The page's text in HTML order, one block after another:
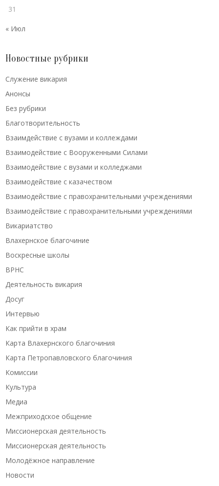
31
« Июл
Новостные рубрики
Cлужение викария
Анонсы
Без рубрики
Благотворительность
Взаимдействие с вузами и коллеждами
Взаимодействие с Вооруженными Силами
Взаимодействие с вузами и колледжами
Взаимодействие с казачеством
Взаимодействие с правохранительными учреждениями
Взаимодействие с правохранительными учреждениями
Викариатство
Влахернское благочиние
Воскресные школы
ВРНС
Деятельность викария
Досуг
Интервью
Как прийти в храм
Карта Влахернского благочиния
Карта Петропавловского благочиния
Комиссии
Культура
Медиа
Межприходское общение
Миссионерская деятельность
Миссионерская деятельность
Молодёжное направление
Новости